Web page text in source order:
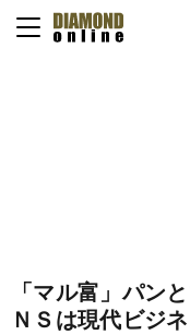
「マル富」パン
ＮＳは現代ビジ